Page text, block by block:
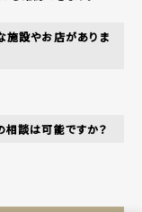
施設やお店がありま
相談は可能ですか？